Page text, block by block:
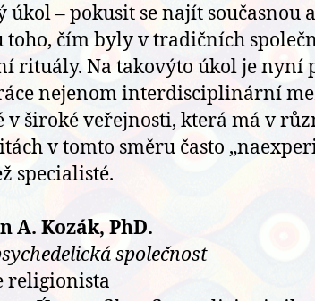
úkol – pokusit se najít současnou
toho, čím byly v tradičních
rituály. Na takovýto úkol je nyní
nejenom interdisciplinární
v široké veřejnosti, která má v
v tomto směru často
specialisté.
A. Kozák, PhD.
společnost
religionista